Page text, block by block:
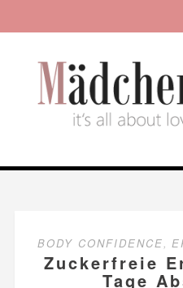
BODY CONFIDENCE,
Zuckerfreie
Tage